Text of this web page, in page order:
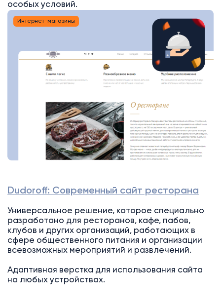
особых условий.
Интернет-магазины
Dudoroff: Современный сайт ресторана
Универсальное решение, которое специально
разработано для ресторанов, кафе, пабов,
клубов и других организаций, работающих в
сфере общественного питания и организации
всевозможных мероприятий и развлечений.
Адаптивная верстка для использования сайта
на любых устройствах.